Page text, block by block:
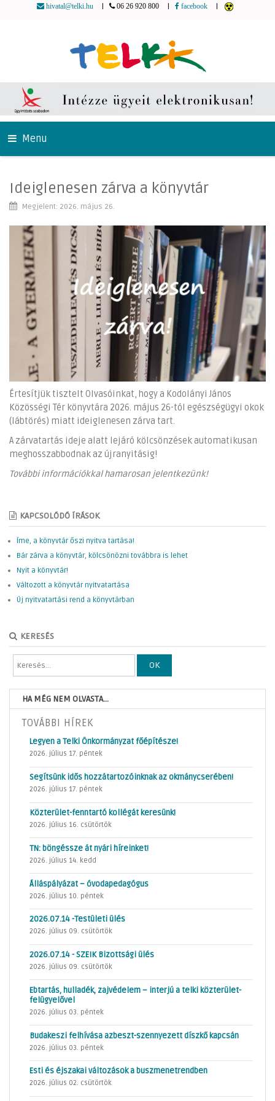
hivatal@telki.hu 06 26 920 800 facebook
Menu
Ideiglenesen zárva a könyvtár
Megjelent: 2026. május 26.
Értesítjük tisztelt Olvasóinkat, hogy a Kodolányi János
Közösségi Tér könyvtára 2026. május 26-tól egészségügyi okok
(lábtörés) miatt ideiglenesen zárva tart.
A zárvatartás ideje alatt lejáró kölcsönzések automatikusan
meghosszabbodnak az újranyitásig!
További információkkal hamarosan jelentkezünk!
KAPCSOLÓDÓ ÍRÁSOK
Íme, a könyvtár őszi nyitva tartása!
Bár zárva a könyvtár, kölcsönözni továbbra is lehet
Nyit a könyvtár!
Változott a könyvtár nyitvatartása
Új nyitvatartási rend a könyvtárban
KERESÉS
OK
HA MÉG NEM OLVASTA...
TOVÁBBI HÍREK
Legyen a Telki Önkormányzat főépítésze!
2026. július 17. péntek
Segítsünk idős hozzátartozóinknak az okmánycserében!
2026. július 17. péntek
Közterület-fenntartó kollégát keresünk!
2026. július 16. csütörtök
TN: böngéssze át nyári híreinket!
2026. július 14. kedd
Álláspályázat – óvodapedagógus
2026. július 10. péntek
2026.07.14 -Testületi ülés
2026. július 09. csütörtök
2026.07.14 - SZEIK Bizottsági ülés
2026. július 09. csütörtök
Ebtartás, hulladék, zajvédelem – interjú a telki közterület-
felügyelővel
2026. július 03. péntek
Budakeszi felhívása azbeszt-szennyezett díszkő kapcsán
2026. július 03. péntek
Esti és éjszakai változások a buszmenetrendben
2026. július 02. csütörtök